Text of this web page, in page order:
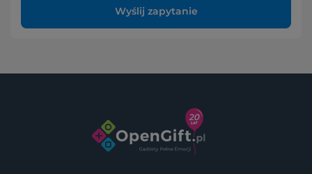
Wyślij zapytanie